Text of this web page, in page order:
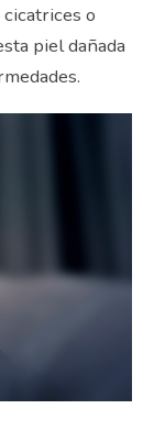
o
piel dañada